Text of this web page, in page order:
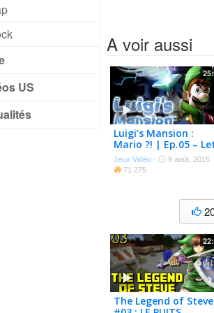
US
A voir aussi
Luigi’s Mansion :
Mario ?! | Ep.05 –
Play
Jeux Vidéo ·
9 août, 2015
71 275
The Legend of Steve